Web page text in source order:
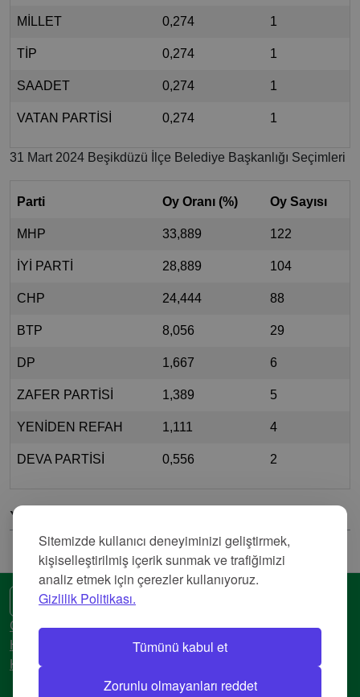
Sitemizde kullanıcı deneyiminizi geliştirmek,
kişiselleştirilmiş içerik sunmak ve trafiğimizi
analiz etmek için çerezler kullanıyoruz.
Gizlilik Politikası.
Tümünü kabul et
Zorunlu olmayanları reddet
MİLLET 0,274 1
TİP 0,274 1
SAADET 0,274 1
VATAN PARTİSİ 0,274 1
31 Mart 2024 Beşikdüzü İlçe Belediye Başkanlığı Seçimleri
Parti Oy Oranı (%) Oy Sayısı
MHP 33,889 122
İYİ PARTİ 28,889 104
CHP 24,444 88
BTP 8,056 29
DP 1,667 6
ZAFER PARTİSİ 1,389 5
YENİDEN REFAH 1,111 4
DEVA PARTİSİ 0,556 2
Yorumlar
🌍 Başka bir dil
Gizlilik Politikası
Hizmet Şartları
Künye
© 2018-2026 AtlasBig.com